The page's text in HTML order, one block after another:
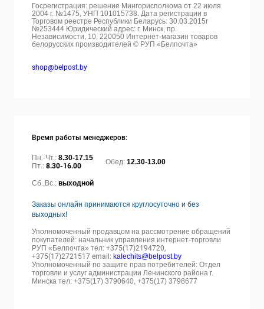
Госрегистрация: решение Мингорисполкома от 22 июля
2004 г. №1475, УНП 101015738. Дата регистрации в
Торговом реестре Республики Беларусь: 30.03.2015г
№253444 Юридический адрес: г. Минск, пр.
Независимости, 10, 220050 Интернет-магазин товаров
белорусских производителей © РУП «Белпочта»
shop@belpost.by
Время работы менеджеров:
Пн.-Чт.: 8.30-17.15
Пт.: 8.30-16.00 Обед: 12.30-13.00
Сб.,Вс.: выходной
Заказы онлайн принимаются круглосуточно и без
выходных!
Уполномоченный продавцом на рассмотрение обращений
покупателей: начальник управления интернет-торговли
РУП «Белпочта» тел: +375(17)2194720,
+375(17)2721517 email: kalechits@belpost.by
Уполномоченный по защите прав потребителей: Отдел
торговли и услуг администрации Ленинского района г.
Минска тел: +375(17) 3790640, +375(17) 3798677